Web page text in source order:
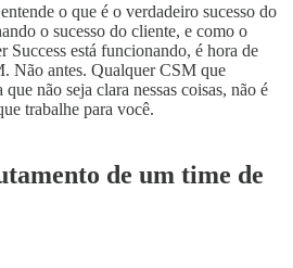
o que é o verdadeiro sucesso do
o sucesso do cliente, e como o
Success está funcionando, é hora de
Não antes. Qualquer CSM que
não seja clara nessas coisas, não é
trabalhe para você.
de um time de